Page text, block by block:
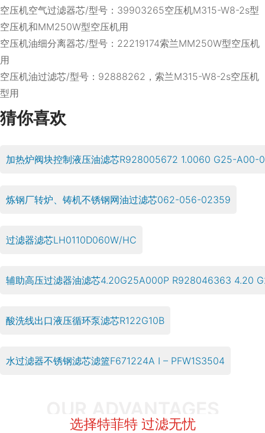
空压机空气过滤器芯/型号：39903265空压机M315-W8-2s型
空压机和MM250W型空压机用
空压机油细分离器芯/型号：22219174索兰MM250W型空压机
用
空压机油过滤芯/型号：92888262，索兰M315-W8-2s空压机
型用
猜你喜欢
加热炉阀块控制液压油滤芯R928005672 1.0060 G25-A00-
炼钢厂转炉、铸机不锈钢网油过滤芯062-056-02359
过滤器滤芯LH0110D060W/HC
辅助高压过滤器油滤芯4.20G25A000P R928046363 4.20
酸洗线出口液压循环泵滤芯R122G10B
水过滤器不锈钢滤芯滤篮F671224A I – PFW1S3504
选择特菲特 过滤无忧